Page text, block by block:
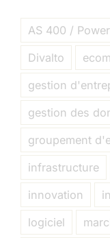
AS 400 /
Divalto
gestion
gestion des
groupement
infrastructure
innovation
logiciel